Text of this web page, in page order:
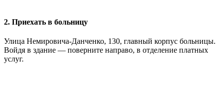
2. Приехать в больницу
Улица Немировича-Данченко, 130, главный корпус больницы.
Войдя в здание — поверните направо, в отделение платных
услуг.